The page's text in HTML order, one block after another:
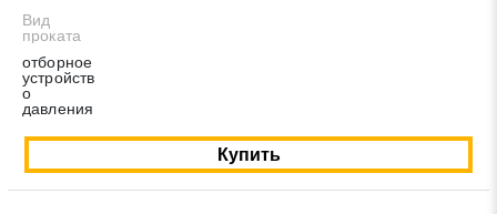
Вид
проката
отборное
устройств
о
давления
Купить